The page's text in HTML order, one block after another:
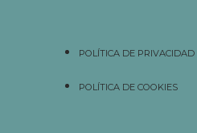
POLÍTICA DE PRIVACIDAD
POLÍTICA DE COOKIES